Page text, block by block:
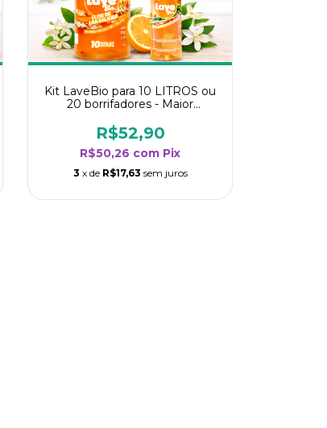
Kit LaveBio para 10 LITROS ou
20 borrifadores - Maior
de Laranjeira
R$52,90
R$50,26 com Pix
3 x de R$17,63 sem juros